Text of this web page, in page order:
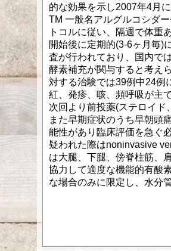
的な効果を示し2007年4月
TM 一般名アルグルコシダ
トコルに従い、隔週で体重
開始後に定期的(3-6ヶ月毎)
査が行われており、国内で
酵素補充が関与すると考え
対する治験では39例中24例
紅、発疹、咳、頻呼吸が主
次回より前投薬(ステロイド
また早期症状のうち早朝頭
能性があり臨床評価を急ぐ
疑われた際はnoninvasive
は大腿、下腿、傍脊柱筋、
協力して適度な機能的有酸
な場合のみに限定し、水分